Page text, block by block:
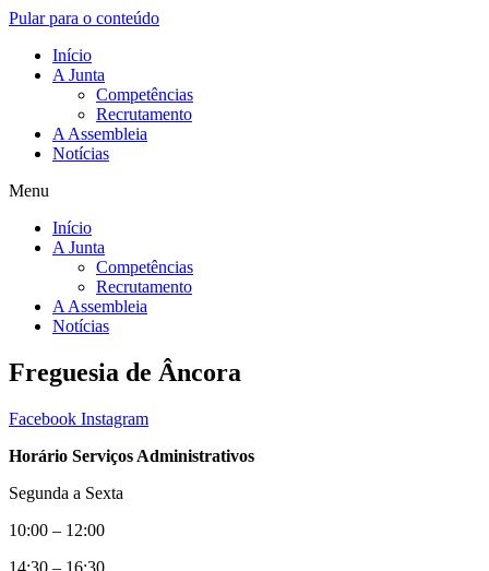
Pular para o conteúdo
Início
A Junta
Competências
Recrutamento
A Assembleia
Notícias
Menu
Início
A Junta
Competências
Recrutamento
A Assembleia
Notícias
Freguesia de Âncora
Facebook Instagram
Horário Serviços Administrativos
Segunda a Sexta
10:00 – 12:00
14:30 – 16:30